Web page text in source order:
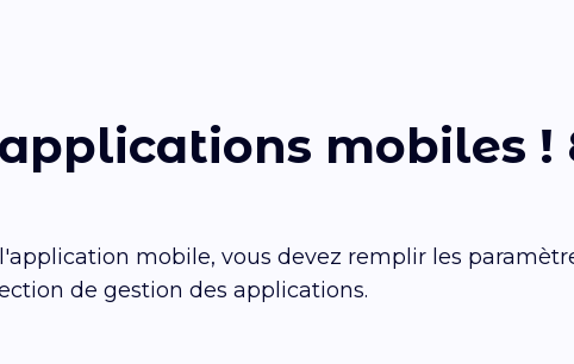
mobiles !
mobile, vous devez remplir les
de gestion des applications.